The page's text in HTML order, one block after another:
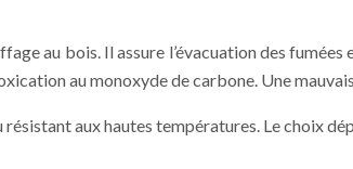
au bois. Il assure l’évacuation des
au monoxyde de carbone. Une
aux hautes températures. Le choix